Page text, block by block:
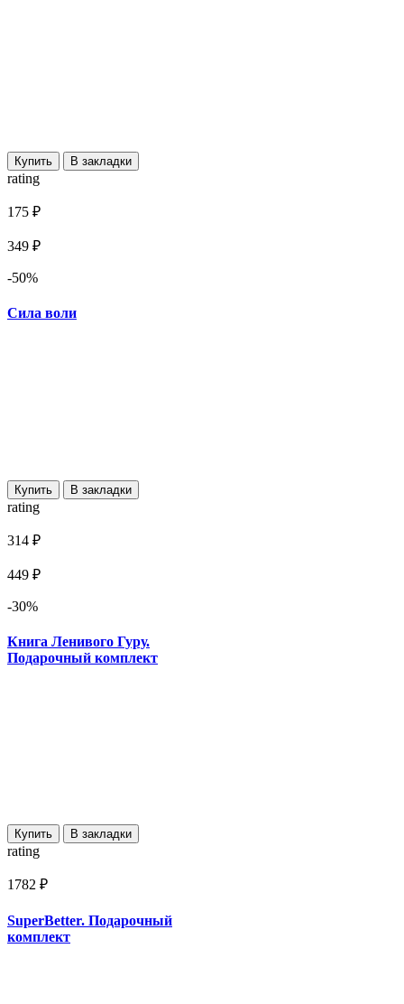
Купить В закладки
rating
175 ₽
349 ₽
-50%
Сила воли
Купить В закладки
rating
314 ₽
449 ₽
-30%
Книга Ленивого Гуру.
Подарочный комплект
Купить В закладки
rating
1782 ₽
SuperBetter. Подарочный
комплект